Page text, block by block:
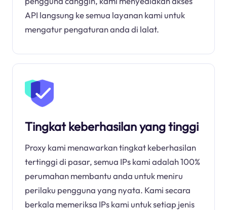
API langsung ke semua layanan kami untuk
mengatur pengaturan anda di lalat.
Tingkat keberhasilan yang tinggi
Proxy kami menawarkan tingkat keberhasilan
tertinggi di pasar, semua IPs kami adalah 100%
perumahan membantu anda untuk meniru
perilaku pengguna yang nyata. Kami secara
berkala memeriksa IPs kami untuk setiap jenis